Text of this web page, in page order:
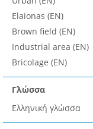
Elaionas (EN)
Brown field (EN)
Industrial area (EN)
Bricolage (EN)
Γλώσσα
Ελληνική γλώσσα